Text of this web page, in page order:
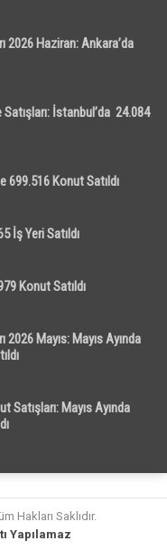
2026 Haziran: Ankara’da
İstanbul’da 24.084
699.516 Konut Satıldı
İş Yeri Satıldı
Konut Satıldı
Mayıs: Mayıs Ayında
Satışları: Mayıs Ayında
Hakları Saklıdır.
Yapılamaz